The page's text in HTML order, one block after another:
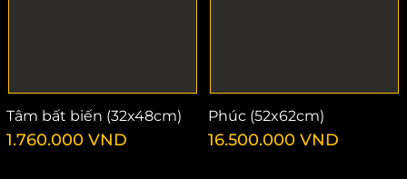
Tâm bất biến (32x48cm)
1.760.000 VND
Phúc (52x62cm)
16.500.000 VND